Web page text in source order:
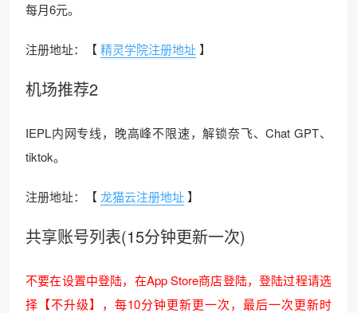
每月6元。
注册地址：【精灵学院注册地址】
机场推荐2
IEPL内网专线，晚高峰不限速，解锁奈飞、Chat GPT、
tiktok。
注册地址：【龙猫云注册地址】
共享账号列表(15分钟更新一次)
不要在设置中登陆，在App Store商店登陆，登陆过程请选
择【不升级】，每10分钟更新更一次，最后一次更新时